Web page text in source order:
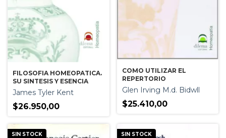
FILOSOFIA HOMEOPATICA.
SU SINTESIS Y ESENCIA
James Tyler Kent
$26.950,00
COMO UTILIZAR EL
REPERTORIO
Glen Irving M.d. Bidwll
$25.410,00
SIN STOCK SIN STOCK